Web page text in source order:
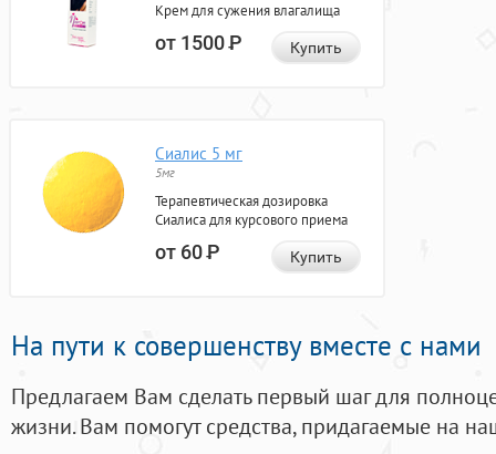
Крем для сужения влагалища
от 1500Р Купить
Сиалис 5 мг
5мг
Терапевтическая дозировка
Сиалиса для курсового приема
от 60Р Купить
На пути к совершенству вместе с нами
Предлагаем Вам сделать первый шаг для
жизни. Вам помогут средства, придагаемые на